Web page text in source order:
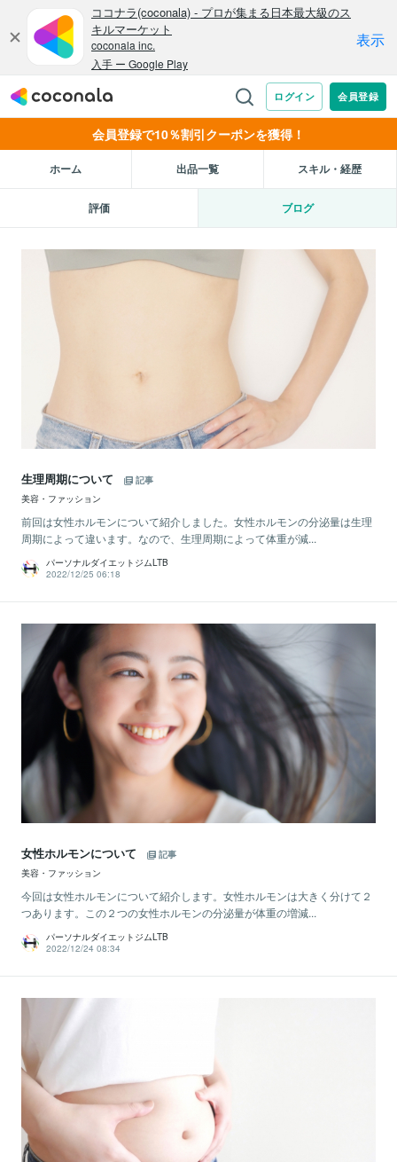
会員登録で10％割引クーポンを獲得！
ホーム 出品一覧 スキル・経歴
評価 ブログ
生理周期について
記事
美容・ファッション
前回は女性ホルモンについて紹介しました。女性ホルモンの分泌量は生理
周期によって違います。なので、生理周期によって体重が減...
パーソナルダイエットジムLTB
2022/12/25 06:18
女性ホルモンについて
記事
美容・ファッション
今回は女性ホルモンについて紹介します。女性ホルモンは大きく分けて２
つあります。この２つの女性ホルモンの分泌量が体重の増減...
パーソナルダイエットジムLTB
2022/12/24 08:34